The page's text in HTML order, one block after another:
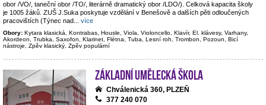
obor /VO/, taneční obor /TO/, literárně dramatický obor /LDO/). Celková kapacita školy
je 1005 žáků. ZUŠ J.Suka poskytuje vzdělání v Benešově a dalších pěti odloučených
pracovištích (Týnec nad
více
Obory: Kytara klasická, Kontrabas, Housle, Viola, Violoncello, Klavír, El. klávesy, Varhany,
Akordeon, Trubka, Saxofon, Klarinet, Flétna, Tuba, Lesní roh, Trombon, Pozoun, Bicí
nástroje, Zpěv klasický, Zpěv populární
Základní umělecká škola
Chválenická 360, PLZEŇ
377 240 070